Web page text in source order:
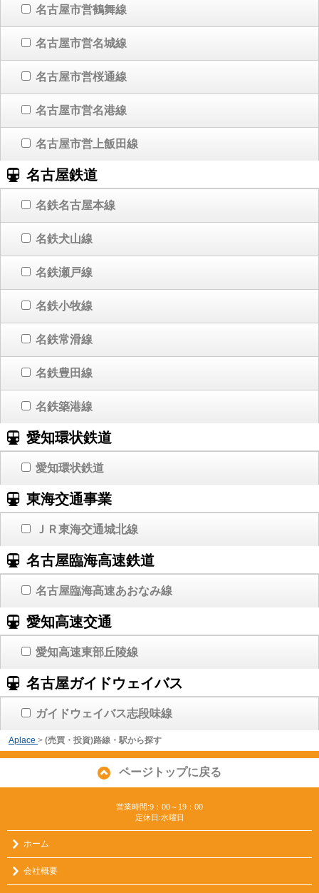
名古屋市営鶴舞線
名古屋市営名城線
名古屋市営桜通線
名古屋市営名港線
名古屋市営上飯田線
名古屋鉄道
名鉄名古屋本線
名鉄犬山線
名鉄瀬戸線
名鉄小牧線
名鉄常滑線
名鉄豊田線
名鉄築港線
愛知環状鉄道
愛知環状鉄道
東海交通事業
ＪＲ東海交通城北線
名古屋臨海高速鉄道
名古屋臨海高速あおなみ線
愛知高速交通
愛知高速東部丘陵線
名古屋ガイドウェイバス
ガイドウェイバス志段味線
Aplace > (売買・投資)路線・駅から探す
ページトップに戻る
営業時間:9：00～19：00
定休日:水曜日
ホーム
会社概要